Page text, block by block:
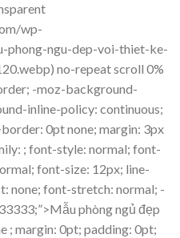
wp-
phong-ngu-dep-voi-thiet-ke-
no-repeat scroll 0%
-moz-background-
inline-policy: continuous;
0pt none; margin: 3px
; font-style: normal; font-
font-size: 12px; line-
none; font-stretch: normal; -
phòng ngủ đẹp
; margin: 0pt; padding: 0pt;